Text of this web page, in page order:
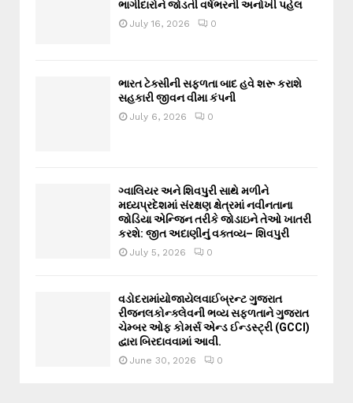
ભાગીદારોને જોડતી વર્ષભરની અનોખી પહેલ
July 16, 2026 0
ભારત ટેક્સીની સફળતા બાદ હવે શરૂ કરાશે
સહકારી જીવન વીમા કંપની
July 6, 2026 0
ગ્વાલિયર અને શિવપુરી સાથે મળીને
મધ્યપ્રદેશમાં સંરક્ષણ ક્ષેત્રમાં નવીનતાના
જોડિયા એન્જિન તરીકે જોડાઇને તેઓ ખાતરી
કરશે: જીત અદાણીનું વક્તવ્ય– શિવપુરી
July 5, 2026 0
વડોદરામાંયોજાયેલવાઈબ્રન્ટ ગુજરાત
રીજનલકોન્ક્લેવની ભવ્ય સફળતાને ગુજરાત
ચેમ્બર ઓફ કોમર્સ એન્ડ ઈન્ડસ્ટ્રી (GCCI)
દ્વારા બિરદાવવામાં આવી.
June 30, 2026 0